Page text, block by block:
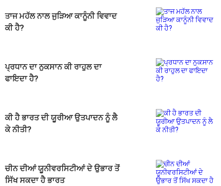
ਤਾਜ ਮਹੱਲ ਨਾਲ ਜੁੜਿਆ ਕਾਨੂੰਨੀ ਵਿਵਾਦ
ਕੀ ਹੈ?
ਪ੍ਰਧਾਨ ਦਾ ਨੁਕਸਾਨ ਕੀ ਰਾਹੁਲ ਦਾ
ਫਾਇਦਾ ਹੈ?
ਕੀ ਹੈ ਭਾਰਤ ਦੀ ਯੂਰੀਆ ਉਤਪਾਦਨ ਨੂੰ ਲੈ
ਕੇ ਨੀਤੀ?
ਚੀਨ ਦੀਆਂ ਯੂਨੀਵਰਸਿਟੀਆਂ ਦੇ ਉਭਾਰ ਤੋਂ
ਸਿੱਖ ਸਕਦਾ ਹੈ ਭਾਰਤ